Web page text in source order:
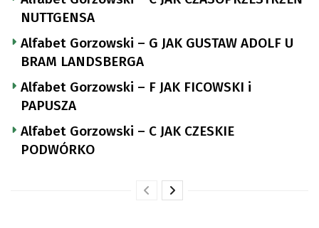
NUTTGENSA
Alfabet Gorzowski – G JAK GUSTAW ADOLF U
BRAM LANDSBERGA
Alfabet Gorzowski – F JAK FICOWSKI i
PAPUSZA
Alfabet Gorzowski – C JAK CZESKIE
PODWÓRKO